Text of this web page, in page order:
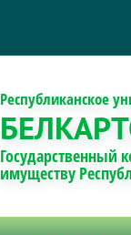
Республиканское
Государственный
имуществу